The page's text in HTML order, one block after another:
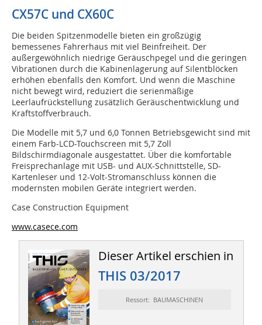
CX57C und CX60C
Die beiden Spitzenmodelle bieten ein großzügig
bemessenes Fahrerhaus mit viel Beinfreiheit. Der
außergewöhnlich niedrige Geräuschpegel und die geringen
Vibrationen durch die Kabinenlagerung auf Silentblöcken
erhöhen ebenfalls den Komfort. Und wenn die Maschine
nicht bewegt wird, reduziert die serienmäßige
Leerlaufrückstellung zusätzlich Geräuschentwicklung und
Kraftstoffverbrauch.
Die Modelle mit 5,7 und 6,0 Tonnen Betriebsgewicht sind mit
einem Farb-LCD-Touchscreen mit 5,7 Zoll
Bildschirmdiagonale ausgestattet. Über die komfortable
Freisprechanlage mit USB- und AUX-Schnittstelle, SD-
Kartenleser und 12-Volt-Stromanschluss können die
modernsten mobilen Geräte integriert werden.
Case Construction Equipment
www.casece.com
Dieser Artikel erschien in
THIS 03/2017
Ressort: BAUMASCHINEN